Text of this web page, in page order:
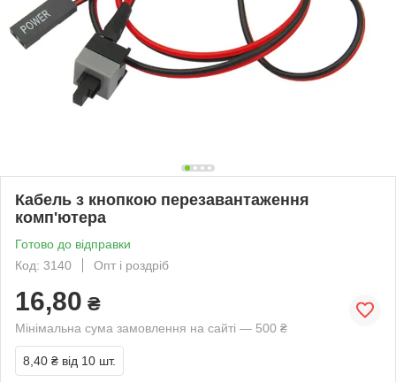
Кабель з кнопкою перезавантаження
комп'ютера
Готово до відправки
Код: 3140
Опт і роздріб
16,80 ₴
Мінімальна сума замовлення на сайті — 500 ₴
8,40 ₴ від 10 шт.